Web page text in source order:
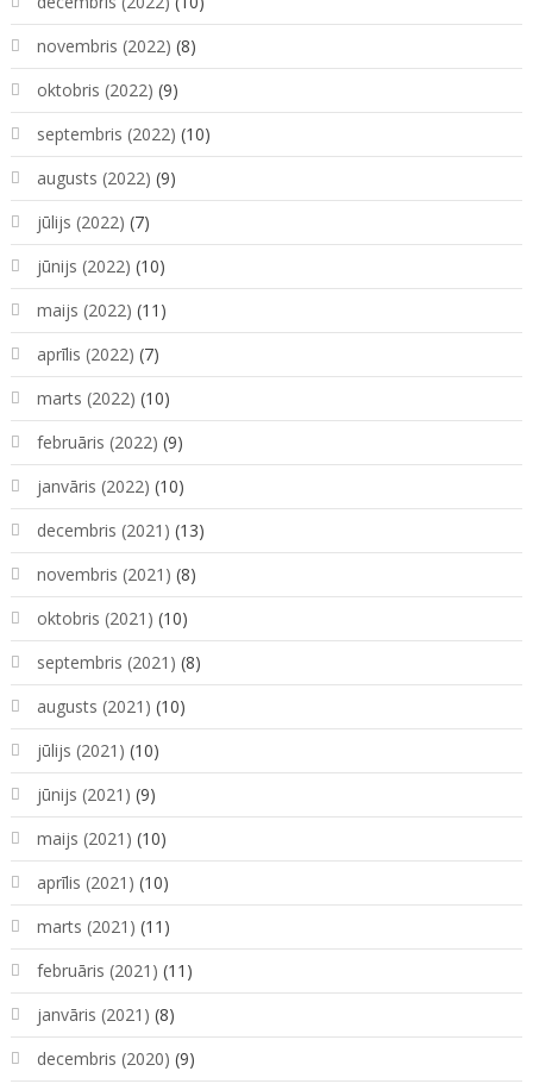
novembris (2022) (8)
oktobris (2022) (9)
septembris (2022) (10)
augusts (2022) (9)
jūlijs (2022) (7)
jūnijs (2022) (10)
maijs (2022) (11)
aprīlis (2022) (7)
marts (2022) (10)
februāris (2022) (9)
janvāris (2022) (10)
decembris (2021) (13)
novembris (2021) (8)
oktobris (2021) (10)
septembris (2021) (8)
augusts (2021) (10)
jūlijs (2021) (10)
jūnijs (2021) (9)
maijs (2021) (10)
aprīlis (2021) (10)
marts (2021) (11)
februāris (2021) (11)
janvāris (2021) (8)
decembris (2020) (9)